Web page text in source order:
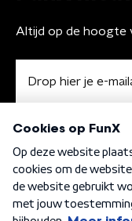
Altijd op de hoogte
Algemene